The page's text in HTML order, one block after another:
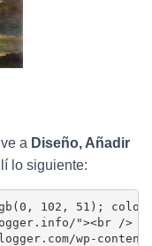
a Diseño, Añadir
lo siguiente:
102, 51);
"><br />
wp-